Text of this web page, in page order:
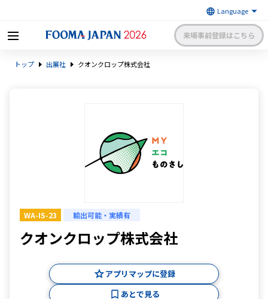
来場事前登録はこちら
級の食品製造総合展〜 | 一般社
日本食品機械工業会
English 簡体中文
トップ 出展社 クオンクロップ株式会社
WA-IS-23 輸出可能・実績有
クオンクロップ株式会社
アプリマップに登録
あとで見る